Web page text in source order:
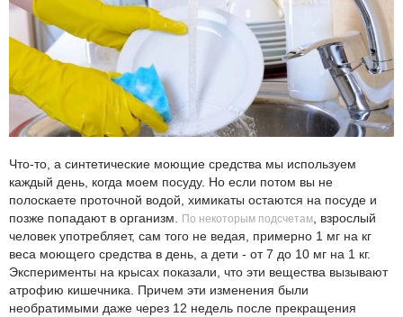
Что-то, а синтетические моющие средства мы используем
каждый день, когда моем посуду. Но если потом вы не
полоскаете проточной водой, химикаты остаются на посуде и
позже попадают в организм. По некоторым подсчетам, взрослый
человек употребляет, сам того не ведая, примерно 1 мг на кг
веса моющего средства в день, а дети - от 7 до 10 мг на 1 кг.
Эксперименты на крысах показали, что эти вещества вызывают
атрофию кишечника. Причем эти изменения были
необратимыми даже через 12 недель после прекращения